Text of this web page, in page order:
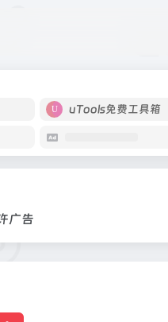
uTools免费工具箱
广告